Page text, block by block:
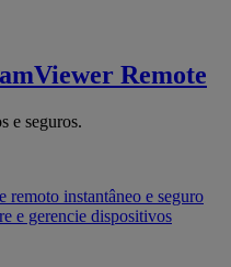
Remote
e seguros.
remoto instantâneo e seguro
e gerencie dispositivos